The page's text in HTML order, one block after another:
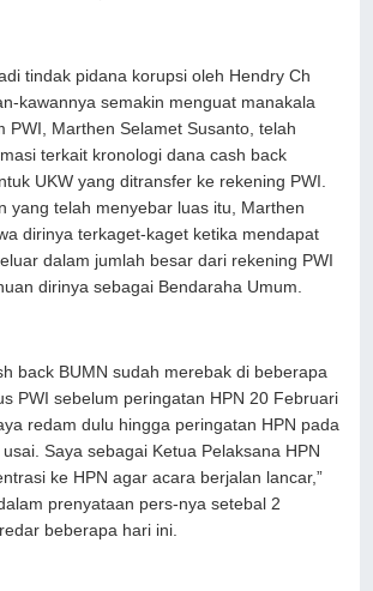
tindak pidana korupsi oleh Hendry Ch
kawannya semakin menguat manakala
PWI, Marthen Selamet Susanto, telah
terkait kronologi dana cash back
UKW yang ditransfer ke rekening PWI.
yang telah menyebar luas itu, Marthen
dirinya terkaget-kaget ketika mendapat
dalam jumlah besar dari rekening PWI
dirinya sebagai Bendaraha Umum.
back BUMN sudah merebak di beberapa
PWI sebelum peringatan HPN 20 Februari
redam dulu hingga peringatan HPN pada
Saya sebagai Ketua Pelaksana HPN
ke HPN agar acara berjalan lancar,”
prenyataan pers-nya setebal 2
beberapa hari ini.